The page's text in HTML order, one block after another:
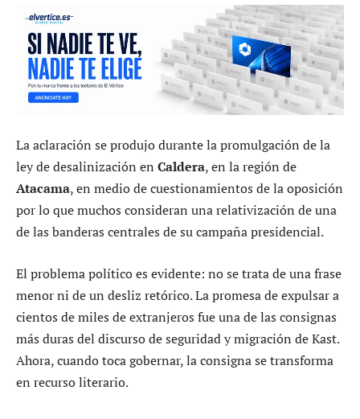
La aclaración se produjo durante la promulgación de la
ley de desalinización en Caldera, en la región de
Atacama, en medio de cuestionamientos de la oposición
por lo que muchos consideran una relativización de una
de las banderas centrales de su campaña presidencial.
El problema político es evidente: no se trata de una frase
menor ni de un desliz retórico. La promesa de expulsar a
cientos de miles de extranjeros fue una de las consignas
más duras del discurso de seguridad y migración de Kast.
Ahora, cuando toca gobernar, la consigna se transforma
en recurso literario.